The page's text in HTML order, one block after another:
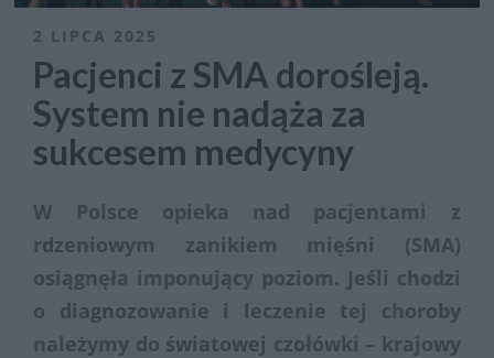
2 LIPCA 2025
Pacjenci z SMA dorośleją.
System nie nadąża za
sukcesem medycyny
W Polsce opieka nad pacjentami z
rdzeniowym zanikiem mięśni (SMA)
osiągnęła imponujący poziom. Jeśli chodzi
o diagnozowanie i leczenie tej choroby
należymy do światowej czołówki – krajowy